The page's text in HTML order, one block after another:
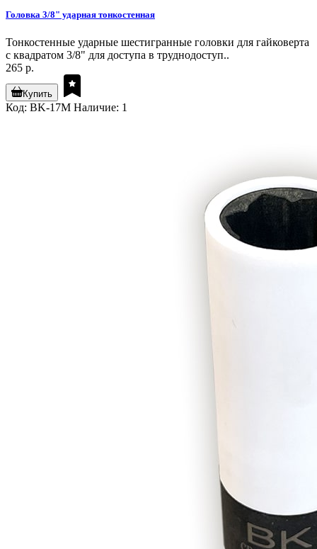
Головка 3/8" ударная тонкостенная
Тонкостенные ударные шестигранные головки для гайковерта
с квадратом 3/8" для доступа в труднодоступ..
265 р.
Купить
Код: BK-17M Наличие: 1